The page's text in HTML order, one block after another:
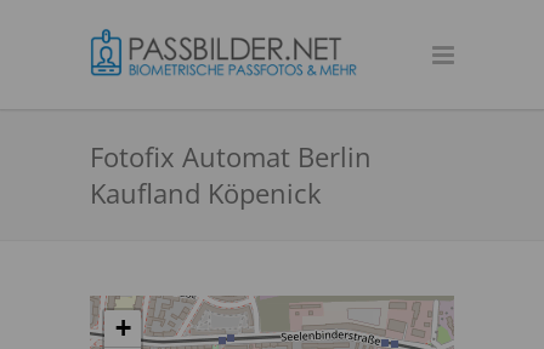
Fotofix Automat Berlin
Kaufland Köpenick
+